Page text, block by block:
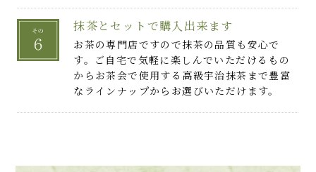
抹茶とセットで購入出来ます
お茶の専門店ですので抹茶の品質も安心で
す。ご自宅で気軽に楽しんでいただけるもの
からお茶会で使用する高級宇治抹茶まで豊富
なラインナップからお選びいただけます。